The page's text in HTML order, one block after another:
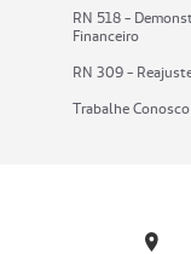
RN 518 -
Financeiro
RN 309 -
Trabalhe Conosco